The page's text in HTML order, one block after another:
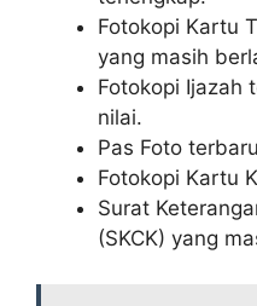
Fotokopi Kartu
yang masih
Fotokopi Ijazah
nilai.
Pas Foto
Fotokopi Kartu
Surat
(SKCK) yang